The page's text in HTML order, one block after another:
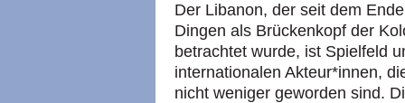
Der Libanon, der seit dem
Dingen als Brückenkopf der
betrachtet wurde, ist Spielfeld
internationalen Akteur*innen,
nicht weniger geworden sind.